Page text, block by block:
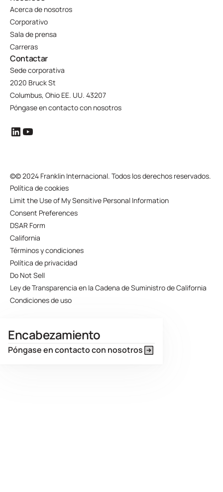
Acerca de nosotros
Corporativo
Sala de prensa
Carreras
Contactar
Sede corporativa
2020 Bruck St
Columbus, Ohio EE. UU. 43207
Póngase en contacto con nosotros
©© 2024 Franklin Internacional. Todos los derechos reservados.
Política de cookies
Limit the Use of My Sensitive Personal Information
Consent Preferences
DSAR Form
California
Términos y condiciones
Política de privacidad
Do Not Sell
Ley de Transparencia en la Cadena de Suministro de California
Condiciones de uso
Encabezamiento
Póngase en contacto con nosotros